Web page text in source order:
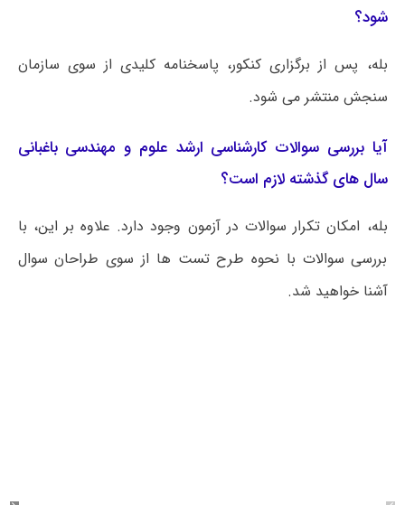
شود؟
بله، پس از برگزاری کنکور، پاسخنامه کلیدی از سوی سازمان
سنجش منتشر می شود.
آیا بررسی سوالات کارشناسی ارشد علوم و مهندسی باغبانی
سال های گذشته لازم است؟
بله، امکان تکرار سوالات در آزمون وجود دارد. علاوه بر این، با
بررسی سوالات با نحوه طرح تست ها از سوی طراحان سوال
آشنا خواهید شد.